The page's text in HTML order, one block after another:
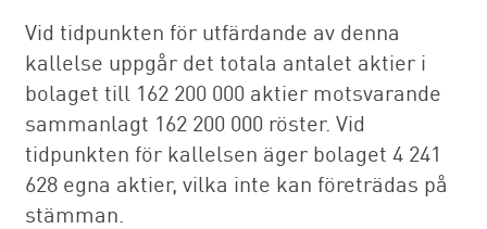
Vid tidpunkten för utfärdande av denna
kallelse uppgår det totala antalet aktier i
bolaget till 162 200 000 aktier motsvarande
sammanlagt 162 200 000 röster. Vid
tidpunkten för kallelsen äger bolaget 4 241
628 egna aktier, vilka inte kan företrädas på
stämman.